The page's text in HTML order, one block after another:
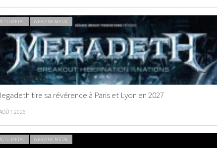
METAL WEBZINE METAL
tire sa révérence à Paris et Lyon en 2027
2026
METAL WEBZINE METAL